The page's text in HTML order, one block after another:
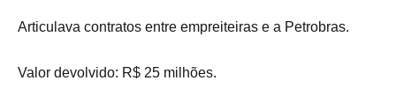
Articulava contratos entre empreiteiras e a Petrobras.
Valor devolvido: R$ 25 milhões.